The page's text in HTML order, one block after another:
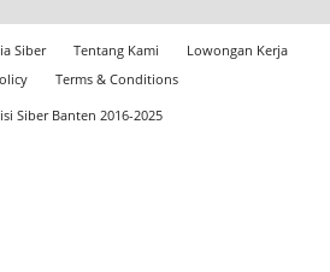
Siber Tentang Kami
Lowongan Kerja
Terms & Conditions
Siber Banten 2016-2025